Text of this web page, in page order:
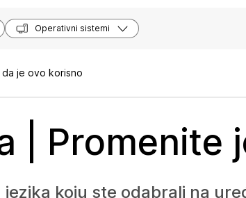
Operativni sistemi
je ovo korisno
| Promenite
koju ste odabrali na